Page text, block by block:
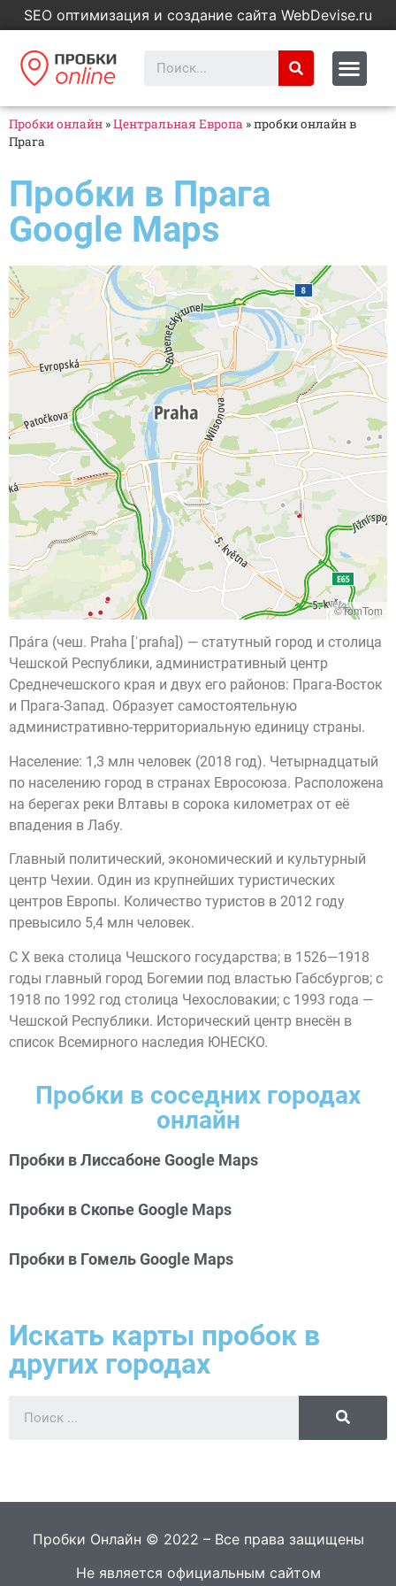
SEO оптимизация и создание сайта WebDevise.ru
Пробки онлайн »Центральная Европа »пробки онлайн в
Прага
Пробки в Прага
Google Maps
©TomTom
Пра́га (чеш. Praha [ˈpraɦa]) — статутный город и столица
Чешской Республики, административный центр
Среднечешского края и двух его районов: Прага-Восток
и Прага-Запад. Образует самостоятельную
административно-территориальную единицу страны.
Население: 1,3 млн человек (2018 год). Четырнадцатый
по населению город в странах Евросоюза. Расположена
на берегах реки Влтавы в сорока километрах от её
впадения в Лабу.
Главный политический, экономический и культурный
центр Чехии. Один из крупнейших туристических
центров Европы. Количество туристов в 2012 году
превысило 5,4 млн человек.
С X века столица Чешского государства; в 1526—1918
годы главный город Богемии под властью Габсбургов; с
1918 по 1992 год столица Чехословакии; с 1993 года —
Чешской Республики. Исторический центр внесён в
список Всемирного наследия ЮНЕСКО.
Пробки в соседних городах
онлайн
Пробки в Лиссабоне Google Maps
Пробки в Скопье Google Maps
Пробки в Гомель Google Maps
Искать карты пробок в
других городах
Пробки Онлайн © 2022 – Все права защищены
Не является официальным сайтом